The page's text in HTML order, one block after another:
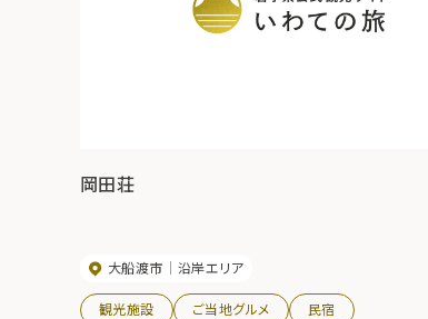
岡田荘
大船渡市 沿岸エリア
観光施設 ご当地グルメ 民宿